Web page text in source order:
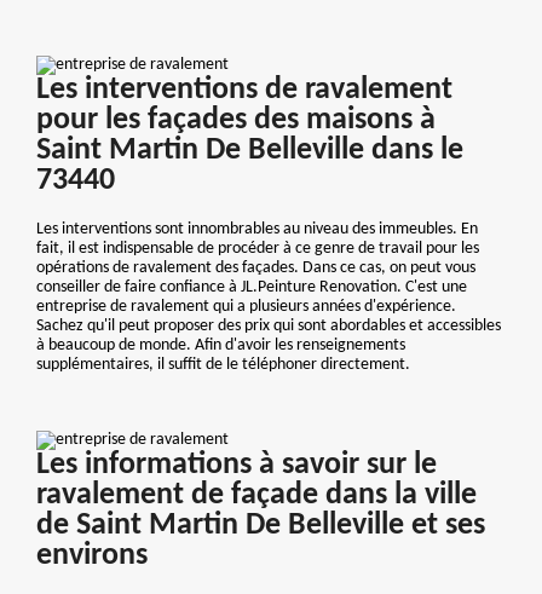
Les interventions de ravalement
pour les façades des maisons à
Saint Martin De Belleville dans le
73440
Les interventions sont innombrables au niveau des immeubles. En
fait, il est indispensable de procéder à ce genre de travail pour les
opérations de ravalement des façades. Dans ce cas, on peut vous
conseiller de faire confiance à JL.Peinture Renovation. C'est une
entreprise de ravalement qui a plusieurs années d'expérience.
Sachez qu'il peut proposer des prix qui sont abordables et accessibles
à beaucoup de monde. Afin d'avoir les renseignements
supplémentaires, il suffit de le téléphoner directement.
Les informations à savoir sur le
ravalement de façade dans la ville
de Saint Martin De Belleville et ses
environs